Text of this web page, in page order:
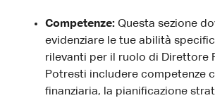
Competenze: Questa sezione
evidenziare le tue abilità
rilevanti per il ruolo di Direttore
Potresti includere competenze
finanziaria, la pianificazione